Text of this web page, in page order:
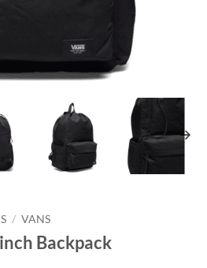
/ VANS
Backpack